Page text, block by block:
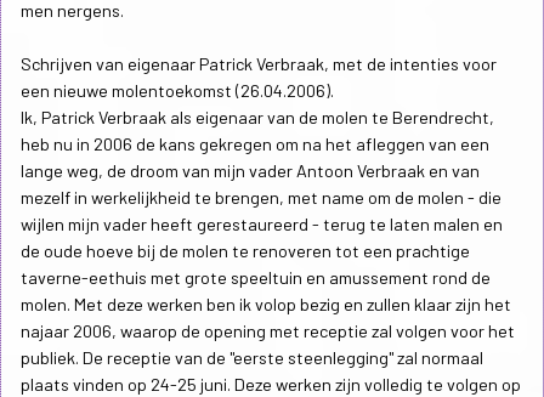
men nergens.
Schrijven van eigenaar Patrick Verbraak, met de intenties voor
een nieuwe molentoekomst (26.04.2006).
Ik, Patrick Verbraak als eigenaar van de molen te Berendrecht,
heb nu in 2006 de kans gekregen om na het afleggen van een
lange weg, de droom van mijn vader Antoon Verbraak en van
mezelf in werkelijkheid te brengen, met name om de molen - die
wijlen mijn vader heeft gerestaureerd - terug te laten malen en
de oude hoeve bij de molen te renoveren tot een prachtige
taverne-eethuis met grote speeltuin en amussement rond de
molen. Met deze werken ben ik volop bezig en zullen klaar zijn het
najaar 2006, waarop de opening met receptie zal volgen voor het
publiek. De receptie van de "eerste steenlegging" zal normaal
plaats vinden op 24-25 juni. Deze werken zijn volledig te volgen op